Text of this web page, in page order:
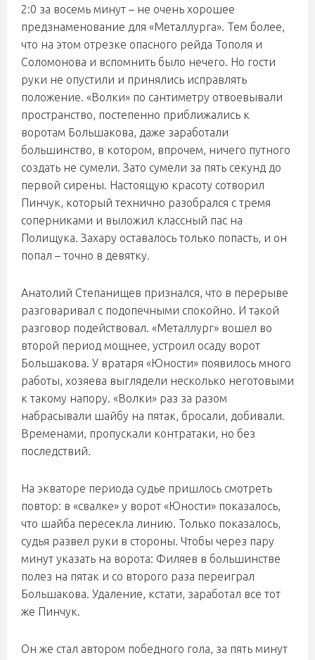
2:0 за восемь минут – не очень хорошее
предзнаменование для «Металлурга». Тем более,
что на этом отрезке опасного рейда Тополя и
Соломонова и вспомнить было нечего. Но гости
руки не опустили и принялись исправлять
положение. «Волки» по сантиметру отвоевывали
пространство, постепенно приближались к
воротам Большакова, даже заработали
большинство, в котором, впрочем, ничего путного
создать не сумели. Зато сумели за пять секунд до
первой сирены. Настоящую красоту сотворил
Пинчук, который технично разобрался с тремя
соперниками и выложил классный пас на
Полищука. Захару оставалось только попасть, и он
попал – точно в девятку.
Анатолий Степанищев признался, что в перерыве
разговаривал с подопечными спокойно. И такой
разговор подействовал. «Металлург» вошел во
второй период мощнее, устроил осаду ворот
Большакова. У вратаря «Юности» появилось много
работы, хозяева выглядели несколько неготовыми
к такому напору. «Волки» раз за разом
набрасывали шайбу на пятак, бросали, добивали.
Временами, пропускали контратаки, но без
последствий.
На экваторе периода судье пришлось смотреть
повтор: в «свалке» у ворот «Юности» показалось,
что шайба пересекла линию. Только показалось,
судья развел руки в стороны. Чтобы через пару
минут указать на ворота: Филяев в большинстве
полез на пятак и со второго раза переиграл
Большакова. Удаление, кстати, заработал все тот
же Пинчук.
Он же стал автором победного гола, за пять минут